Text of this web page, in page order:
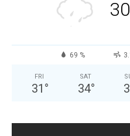
69 %
FRI
31 °
SAT
34°